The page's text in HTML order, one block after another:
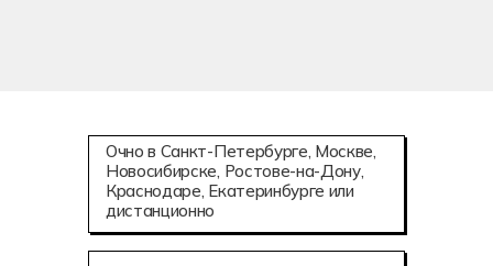
Очно в Санкт-Петербурге, Москве,
Новосибирске, Ростове-на-Дону,
Краснодаре, Екатеринбурге или
дистанционно